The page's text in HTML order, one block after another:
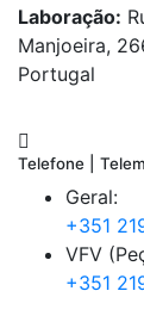
Laboração:
Manjoeira,
Portugal
Telefone |
Geral:
+351
VFV
+351